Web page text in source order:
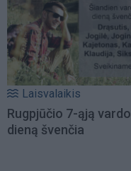
Laisvalaikis
Rugpjūčio 7-ąją vardo
dieną švenčia